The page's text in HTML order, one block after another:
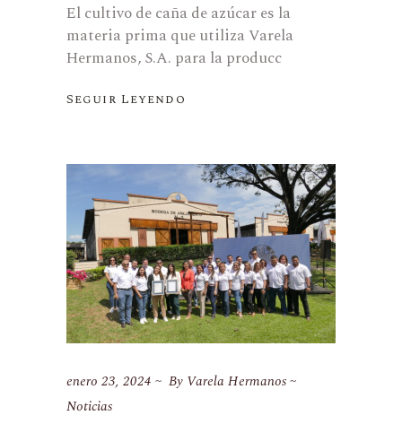
El cultivo de caña de azúcar es la
materia prima que utiliza Varela
Hermanos, S.A. para la producc
Seguir Leyendo
enero 23, 2024 By Varela Hermanos
Noticias